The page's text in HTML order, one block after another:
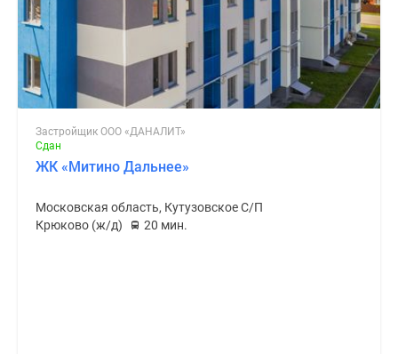
Застройщик ООО «ДАНАЛИТ»
Сдан
ЖК «Митино Дальнее»
Московская область, Кутузовское С/П
Крюково (ж/д)
20 мин.